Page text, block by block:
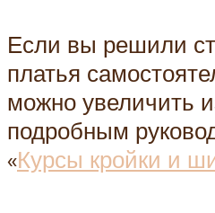
Если вы решили
платья
можно увеличить
подробным
«Курсы кройки и